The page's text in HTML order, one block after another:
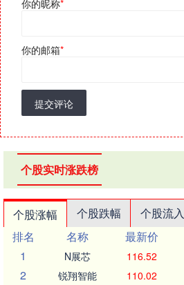
你的昵称*
你的邮箱*
提交评论
个股实时涨跌榜
个股涨幅 个股跌幅 个股流入
排名
名称 最新价
1
N展芯 116.52
2 锐翔智能 110.02